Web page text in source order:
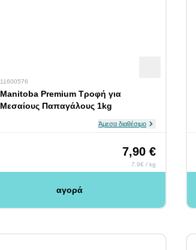
11600576
Manitoba Premium Τροφή για
Μεσαίους Παπαγάλους 1kg
Άμεσα διαθέσιμο
7,90 €
7.9€ / kg
αγορά